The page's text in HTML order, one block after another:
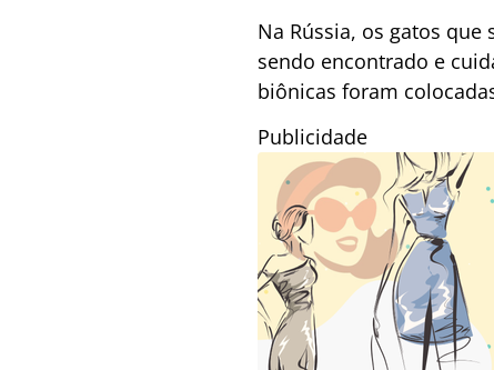
Na Rússia, os gatos
sendo encontrado e
biônicas foram
Publicidade